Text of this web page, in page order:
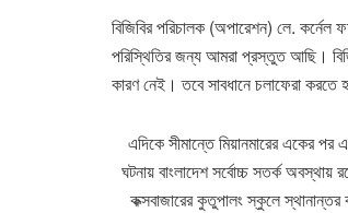
বিজিবির পরিচালক (অপারেশন) লে.
পরিস্থিতির জন্য আমরা প্রস্তুত আছি।
কারণ নেই। তবে সাবধানে চলাফেরা করতে
এদিকে সীমান্তে মিয়ানমারের একের পর
ঘটনায় বাংলাদেশ সর্বোচ্চ সতর্ক অবস্থায়
কক্সবাজারের কুতুপালং স্কুলে স্থানান্তর